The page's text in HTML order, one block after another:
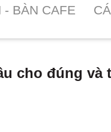
- BÀN CAFE
cho đúng và